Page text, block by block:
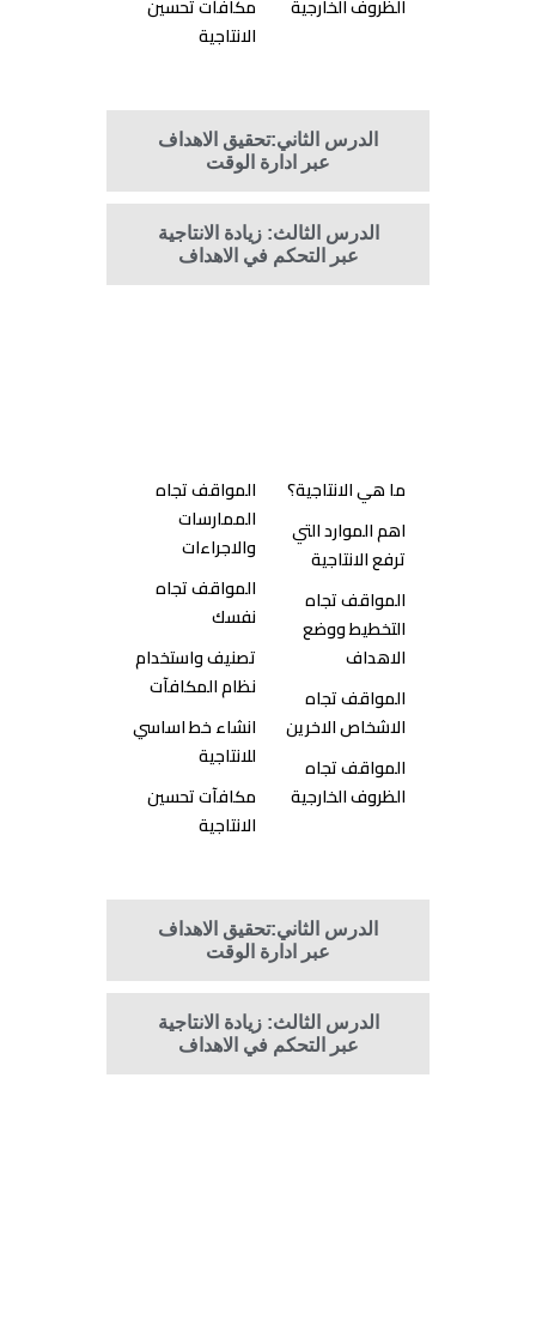
الدرس الثاني:تحقيق الاهداف
عبر ادارة الوقت
الدرس الثالث: زيادة الانتاجية
عبر التحكم في الاهداف
الظروف الخارجية
مكافآت تحسين
الانتاجية
الدرس الثاني:تحقيق الاهداف
عبر ادارة الوقت
الدرس الثالث: زيادة الانتاجية
عبر التحكم في الاهداف
ما هي الانتاجية؟
اهم الموارد التي
ترفع الانتاجية
المواقف تجاه
التخطيط ووضع
الاهداف
المواقف تجاه
الاشخاص الاخرين
المواقف تجاه
الظروف الخارجية
المواقف تجاه
الممارسات
والاجراءات
المواقف تجاه
نفسك
تصنيف واستخدام
نظام المكافآت
انشاء خط اساسي
للانتاجية
مكافآت تحسين
الانتاجية